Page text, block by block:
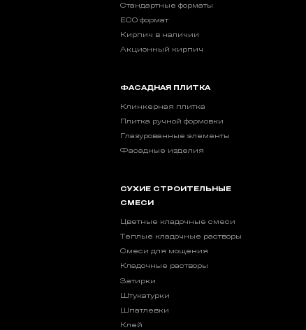
Стандартные форматы
ECO формат
Кирпич в наличии
Акционный кирпич
ФАСАДНАЯ ПЛИТКА
Клинкерная плитка
Плитка ручной формовки
Глазурованные элементы
Фасадные изделия
СУХИЕ СТРОИТЕЛЬНЫЕ
СМЕСИ
Цветные кладочные смеси
Теплые кладочные растворы
Смеси для мощения
Кладочные растворы
Затирки
Штукатурки
Шпатлевки
Клей